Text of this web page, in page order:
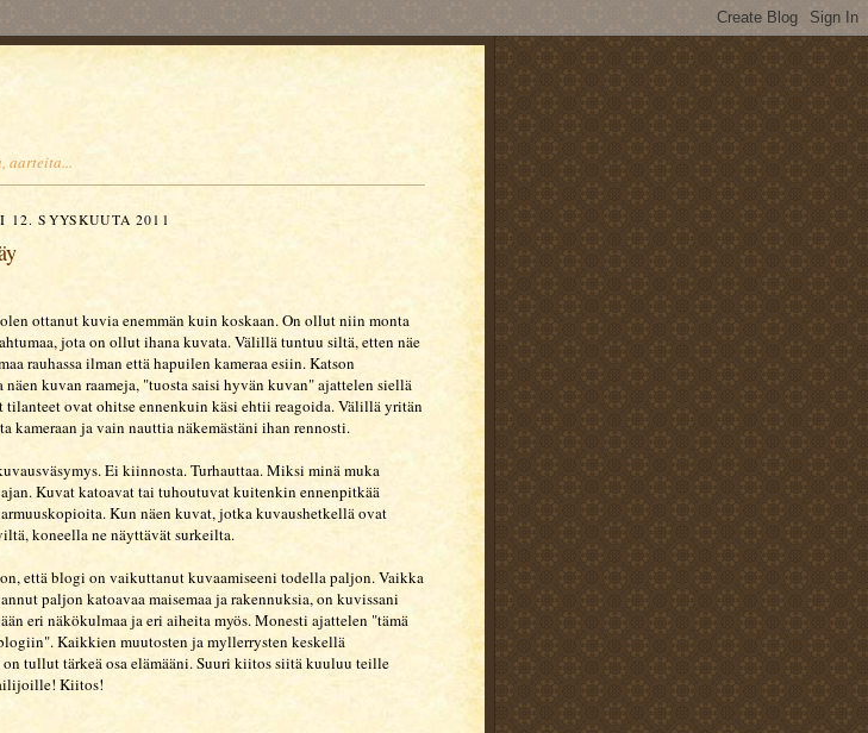
aarteita...
12. SYYSKUUTA 2011
ottanut kuvia enemmän kuin koskaan. On ollut niin monta
jota on ollut ihana kuvata. Välillä tuntuu siltä, etten näe
rauhassa ilman että hapuilen kameraa esiin. Katson
kuvan raameja, "tuosta saisi hyvän kuvan" ajattelen siellä
tilanteet ovat ohitse ennenkuin käsi ehtii reagoida. Välillä yritän
kameraan ja vain nauttia näkemästäni ihan rennosti.
Ei kiinnosta. Turhauttaa. Miksi minä muka
Kuvat katoavat tai tuhoutuvat kuitenkin ennenpitkää
Kun näen kuvat, jotka kuvaushetkellä ovat
koneella ne näyttävät surkeilta.
että blogi on vaikuttanut kuvaamiseeni todella paljon. Vaikka
paljon katoavaa maisemaa ja rakennuksia, on kuvissani
eri näkökulmaa ja eri aiheita myös. Monesti ajattelen "tämä
Kaikkien muutosten ja myllerrysten keskellä
on tullut tärkeä osa elämääni. Suuri kiitos siitä kuuluu teille
Kiitos!